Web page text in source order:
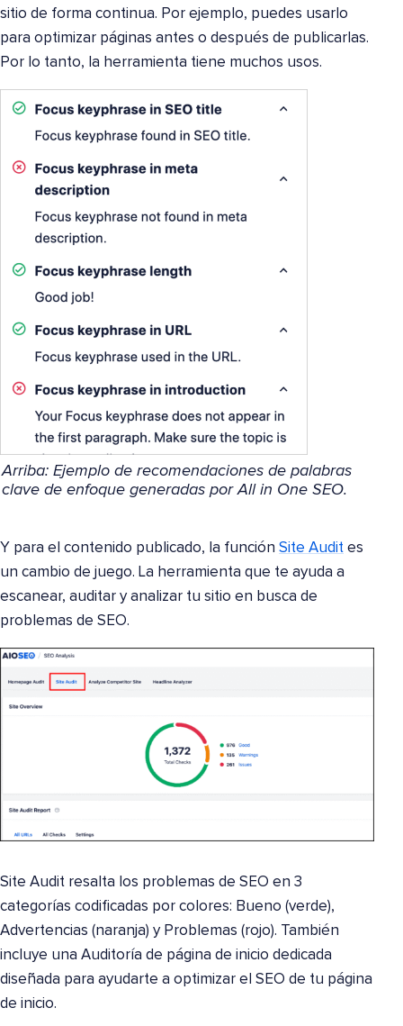
sitio de forma continua. Por ejemplo, puedes usarlo
para optimizar páginas antes o después de publicarlas.
Por lo tanto, la herramienta tiene muchos usos.
Arriba: Ejemplo de recomendaciones de palabras
clave de enfoque generadas por All in One SEO.
Y para el contenido publicado, la función Site Audit es
un cambio de juego. La herramienta que te ayuda a
escanear, auditar y analizar tu sitio en busca de
problemas de SEO.
Site Audit resalta los problemas de SEO en 3
categorías codificadas por colores: Bueno (verde),
Advertencias (naranja) y Problemas (rojo). También
incluye una Auditoría de página de inicio dedicada
diseñada para ayudarte a optimizar el SEO de tu página
de inicio.